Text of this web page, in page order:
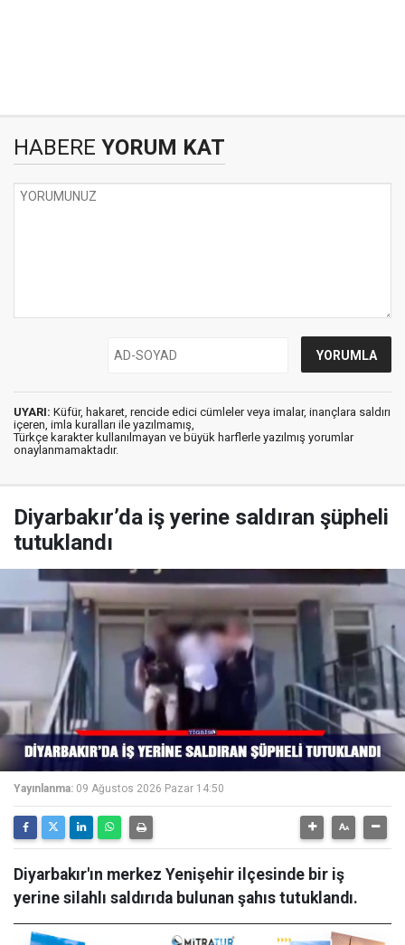
HABERE YORUM KAT
UYARI: Küfür, hakaret, rencide edici cümleler veya imalar, inançlara saldırı
içeren, imla kuralları ile yazılmamış,
Türkçe karakter kullanılmayan ve büyük harflerle yazılmış yorumlar
onaylanmamaktadır.
Diyarbakır’da iş yerine saldıran şüpheli
tutuklandı
Yayınlanma: 09 Ağustos 2026 Pazar 14:50
Diyarbakır'ın merkez Yenişehir ilçesinde bir iş
yerine silahlı saldırıda bulunan şahıs tutuklandı.